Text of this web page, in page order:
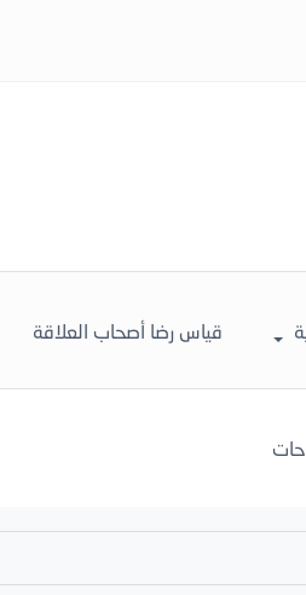
قياس رضا أصحاب العلاقة